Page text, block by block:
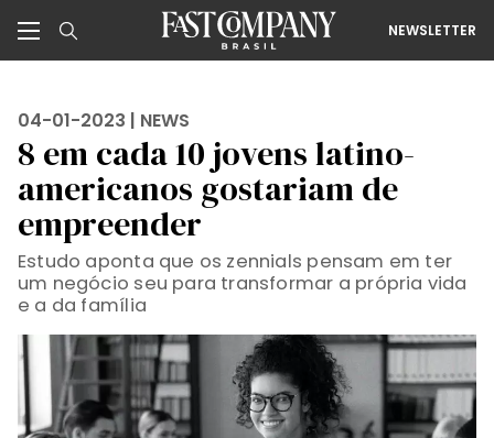
NEWSLETTER
04-01-2023 | NEWS
8 em cada 10 jovens latino-
americanos gostariam de
empreender
Estudo aponta que os zennials pensam em ter
um negócio seu para transformar a própria vida
e a da família